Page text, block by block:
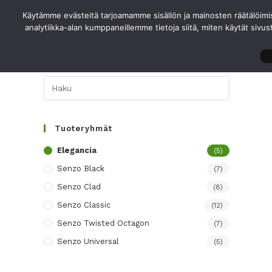
Tuoteryhmät
Elegancia (5)
Senzo Black (7)
Senzo Clad (8)
Senzo Classic (12)
Senzo Twisted Octagon (7)
Senzo Universal (5)
Käytämme evästeitä tarjoamamme sisällön ja mainosten
analytiikka-alan kumppaneillemme tietoja siitä, miten käytät